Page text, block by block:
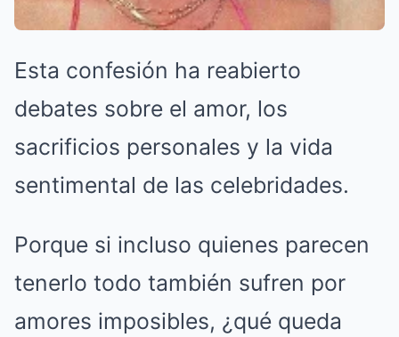
Esta confesión ha reabierto
debates sobre el amor, los
sacrificios personales y la vida
sentimental de las celebridades.
Porque si incluso quienes parecen
tenerlo todo también sufren por
amores imposibles, ¿qué queda